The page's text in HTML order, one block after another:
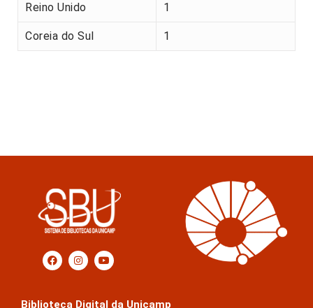
Reino Unido 1
Coreia do Sul 1
Biblioteca Digital da Unicamp